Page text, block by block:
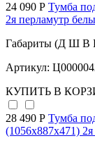
24 090 Р Тумба
2я перламутр
Габариты (Д Ш В
Артикул:
КУПИТЬ В
28 490 Р Тумба
(1056х887х471)